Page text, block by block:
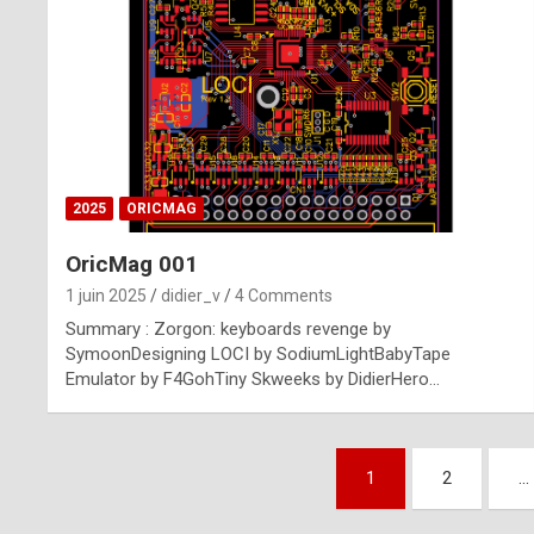
2025 ORICMAG
OricMag 001
1 juin 2025 didier_v 4 Comments
Summary : Zorgon: keyboards revenge by
SymoonDesigning LOCI by SodiumLightBabyTape
Emulator by F4GohTiny Skweeks by DidierHero…
1 2 …